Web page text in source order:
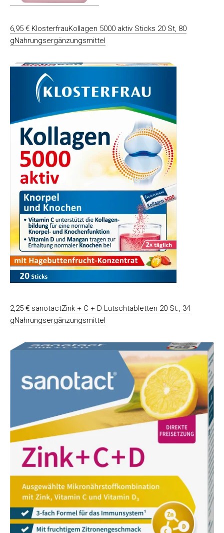
6,95 € KlosterfrauKollagen 5000 aktiv Sticks 20 St, 80
gNahrungsergänzungsmittel
2,25 € sanotactZink + C + D Lutschtabletten 20 St., 34
gNahrungsergänzungsmittel